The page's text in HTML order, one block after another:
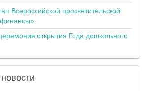
Всероссийской просветительской
открытия Года дошкольного
новости